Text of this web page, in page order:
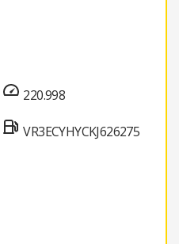
220.998
VR3ECYHYCKJ626275